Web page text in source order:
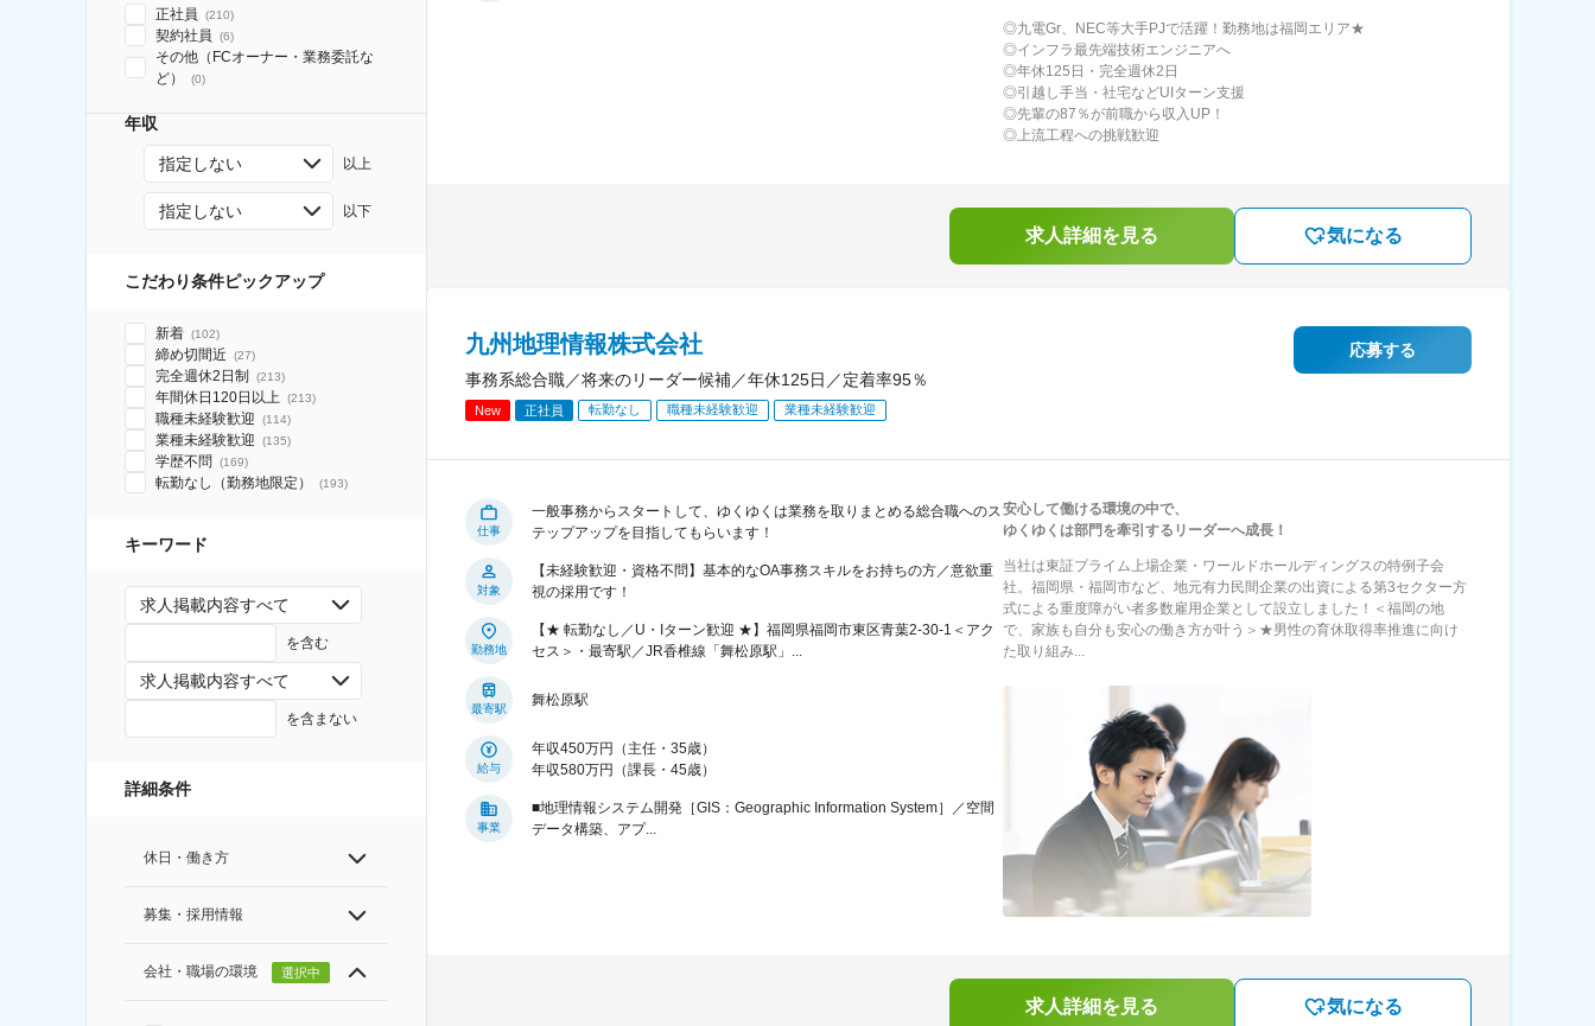
正社員 (210)
契約社員 (6)
その他（FCオーナー・業務委託な
ど）
(0)
年収
指定しない 以上
指定しない 以下
こだわり条件ピックアップ
新着 (102)
締め切間近 (27)
完全週休2日制 (213)
年間休日120日以上 (213)
職種未経験歓迎 (114)
業種未経験歓迎 (135)
学歴不問 (169)
転勤なし（勤務地限定） (193)
キーワード
求人掲載内容すべて
を含む
求人掲載内容すべて
を含まない
詳細条件
休日・働き方
募集・採用情報
会社・職場の環境 選択中
◎九電Gr、NEC等大手PJで活躍！勤務地は福岡エリア★
◎インフラ最先端技術エンジニアへ
◎年休125日・完全週休2日
◎引越し手当・社宅などUIターン支援
◎先輩の87％が前職から収入UP！
◎上流工程への挑戦歓迎
求人詳細を見る 気になる
九州地理情報株式会社
事務系総合職／将来のリーダー候補／年休125日／定着率95％
New 正社員 転勤なし 職種未経験歓迎 業種未経験歓迎
応募する
仕事
一般事務からスタートして、ゆくゆくは業務を取りまとめる総合職へのス
テップアップを目指してもらいます！
対象
【未経験歓迎・資格不問】基本的なOA事務スキルをお持ちの方／意欲重
視の採用です！
勤務地
【★ 転勤なし／U・Iターン歓迎 ★】福岡県福岡市東区青葉2-30-1＜アク
セス＞・最寄駅／JR香椎線「舞松原駅」...
最寄駅
舞松原駅
給与
年収450万円（主任・35歳）
年収580万円（課長・45歳）
事業
■地理情報システム開発［GIS：Geographic Information System］／空間
データ構築、アプ...
安心して働ける環境の中で、
ゆくゆくは部門を牽引するリーダーへ成長！
当社は東証プライム上場企業・ワールドホールディングスの特例子会
社。福岡県・福岡市など、地元有力民間企業の出資による第3セクター方
式による重度障がい者多数雇用企業として設立しました！＜福岡の地
で、家族も自分も安心の働き方が叶う＞★男性の育休取得率推進に向け
た取り組み...
求人詳細を見る 気になる